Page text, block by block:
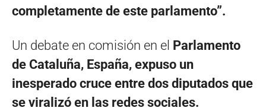
completamente de este parlamento”.
Un debate en comisión en el Parlamento
de Cataluña, España, expuso un
inesperado cruce entre dos diputados que
se viralizó en las redes sociales.